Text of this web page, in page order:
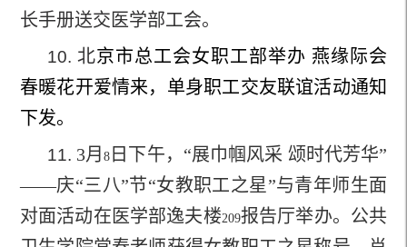
长手册送交医学部工会。
10. 北京市总工会女职工部举办 燕缘际会
春暖花开爱情来，单身职工交友联谊活动通知
下发。
11. 3月8 日下午，“展巾帼风采 颂时代芳华”
——庆“三八”节“女教职工之星”与青年师生面
对面活动在医学部逸夫楼209报告厅举办。公共